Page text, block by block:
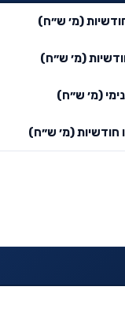
(מ׳ ש״ח)
(מ׳ ש״ח)
(מ׳ ש״ח)
חודשיות (מ׳ ש״ח)